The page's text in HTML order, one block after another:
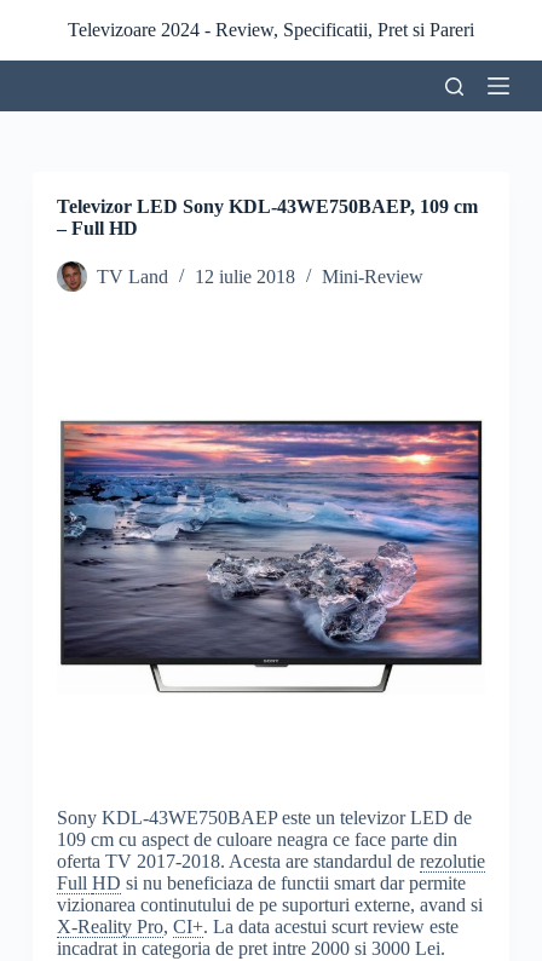
r
l
Televizoare 2024 - Review, Specificatii, Pret si Pareri
Televizor LED Sony KDL-43WE750BAEP, 109 cm
– Full HD
TV Land 12 iulie 2018 Mini-Review
Sony KDL-43WE750BAEP este un televizor LED de
109 cm cu aspect de culoare neagra ce face parte din
oferta TV 2017-2018. Acesta are standardul de rezolutie
Full HD si nu beneficiaza de functii smart dar permite
vizionarea continutului de pe suporturi externe, avand si
X-Reality Pro, CI+. La data acestui scurt review este
incadrat in categoria de pret intre 2000 si 3000 Lei.